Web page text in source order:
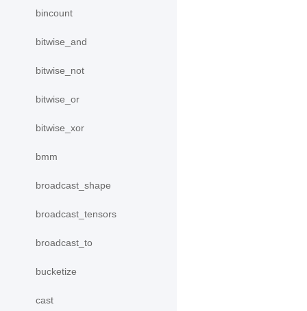
bincount
bitwise_and
bitwise_not
bitwise_or
bitwise_xor
bmm
broadcast_shape
broadcast_tensors
broadcast_to
bucketize
cast